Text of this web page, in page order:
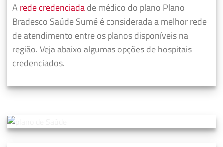
A rede credenciadade médico do plano Plano
Bradesco Saúde Sumé é considerada a melhor rede
de atendimento entre os planos disponíveis na
região. Veja abaixo algumas opções de hospitais
credenciados.